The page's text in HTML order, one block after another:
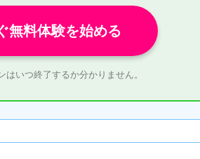
無料体験を始める
はいつ終了するか分かりません。